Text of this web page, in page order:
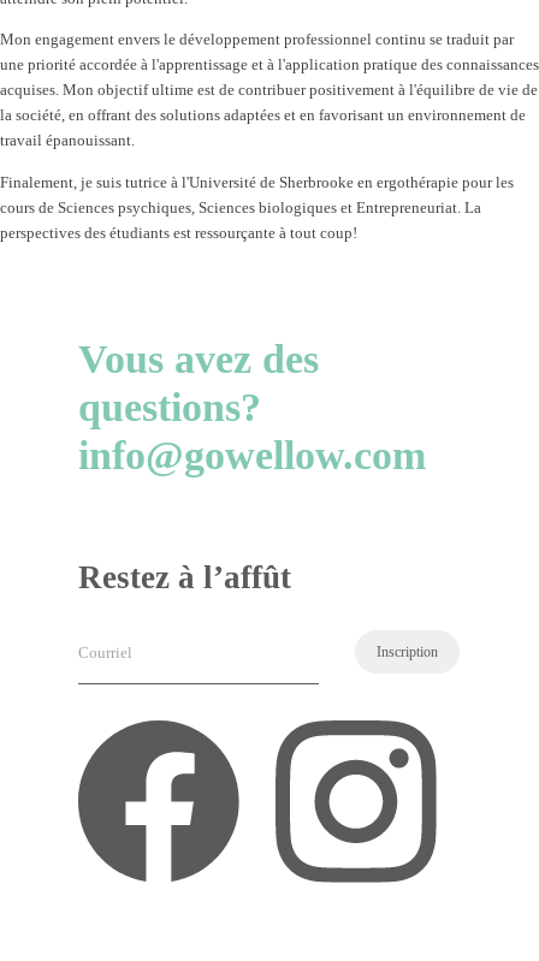
Mon engagement envers le développement professionnel continu se traduit par
une priorité accordée à l'apprentissage et à l'application pratique des connaissances
acquises. Mon objectif ultime est de contribuer positivement à l'équilibre de vie de
la société, en offrant des solutions adaptées et en favorisant un environnement de
travail épanouissant.
Finalement, je suis tutrice à l'Université de Sherbrooke en ergothérapie pour les
cours de Sciences psychiques, Sciences biologiques et Entrepreneuriat. La
perspectives des étudiants est ressourçante à tout coup!
Vous avez des
questions?
info@gowellow.com
Restez à l’affût